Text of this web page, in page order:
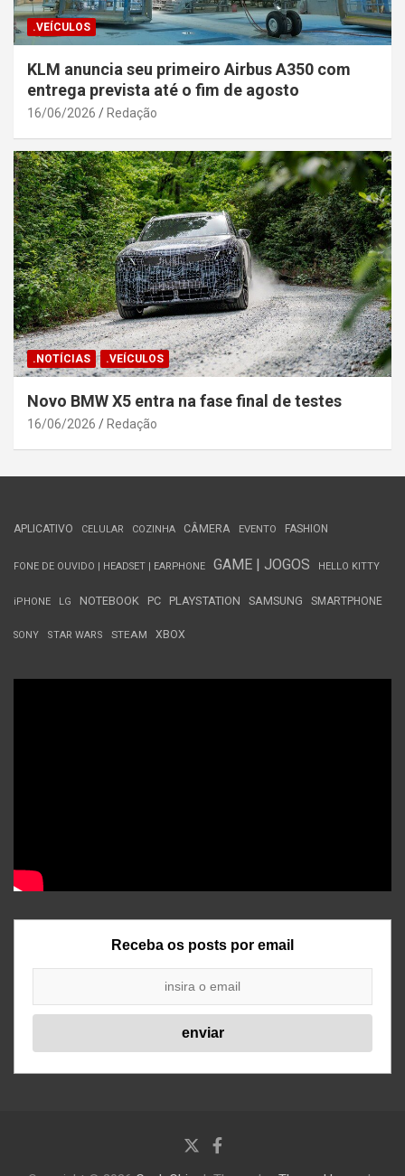
.VEÍCULOS
KLM anuncia seu primeiro Airbus A350 com
entrega prevista até o fim de agosto
16/06/2026 Redação
.NOTÍCIAS .VEÍCULOS
Novo BMW X5 entra na fase final de testes
16/06/2026 Redação
APLICATIVO CELULAR COZINHA CÂMERA EVENTO FASHION
FONE DE OUVIDO | HEADSET | EARPHONE GAME | JOGOS HELLO KITTY
iPHONE LG NOTEBOOK PC PLAYSTATION SAMSUNG SMARTPHONE
SONY STAR WARS STEAM XBOX
Receba os posts por email